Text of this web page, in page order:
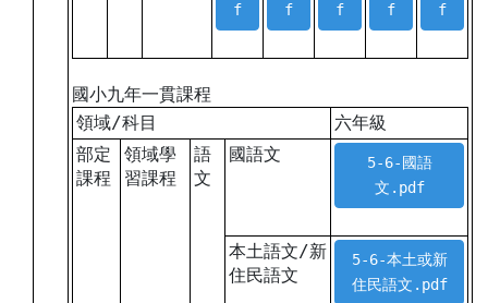
f f f f f
國小九年一貫課程
領域/科目
六年級
部定
課程
領域學
習課程
語
文
國語文
5-6-國語
文.pdf
本土語文/新
住民語文
5-6-本土或新
住民語文.pdf